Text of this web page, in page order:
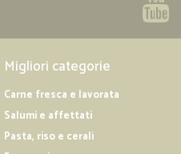
Migliori categorie
Carne fresca e lavorata
Salumi e affettati
Pasta, riso e cerali